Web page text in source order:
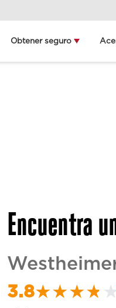
Obtener seguro
Encuentra
3.8